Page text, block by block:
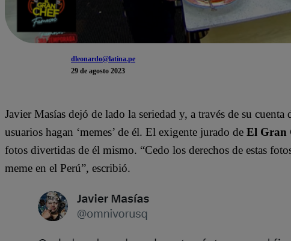
dleonardo@latina.pe
29 de agosto 2023
Javier Masías dejó de lado la seriedad y, a través de su
usuarios hagan ‘memes’ de él. El exigente jurado de El Gran
fotos divertidas de él mismo. “Cedo los derechos de estas
meme en el Perú”, escribió.